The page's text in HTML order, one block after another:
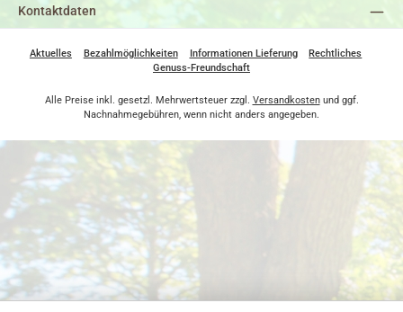
Kontaktdaten
Aktuelles Bezahlmöglichkeiten Informationen Lieferung
Rechtliches
Genuss-Freundschaft
Alle Preise inkl. gesetzl. Mehrwertsteuer zzgl. Versandkostenund ggf.
Nachnahmegebühren, wenn nicht anders angegeben.